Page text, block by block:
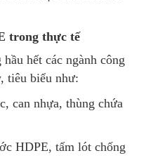
trong thực tế
hết các ngành công
tiêu biểu như:
can nhựa, thùng chứa
HDPE, tấm lót chống